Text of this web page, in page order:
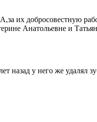
их добросовестную
Анатольевне и
назад у него же удалял